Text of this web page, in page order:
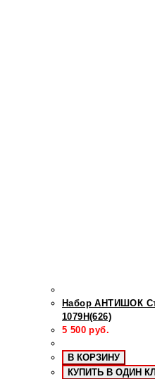
Набор АНТИШОК
1079Н(626)
5 500 руб.
В КОРЗИНУ
КУПИТЬ В ОДИН